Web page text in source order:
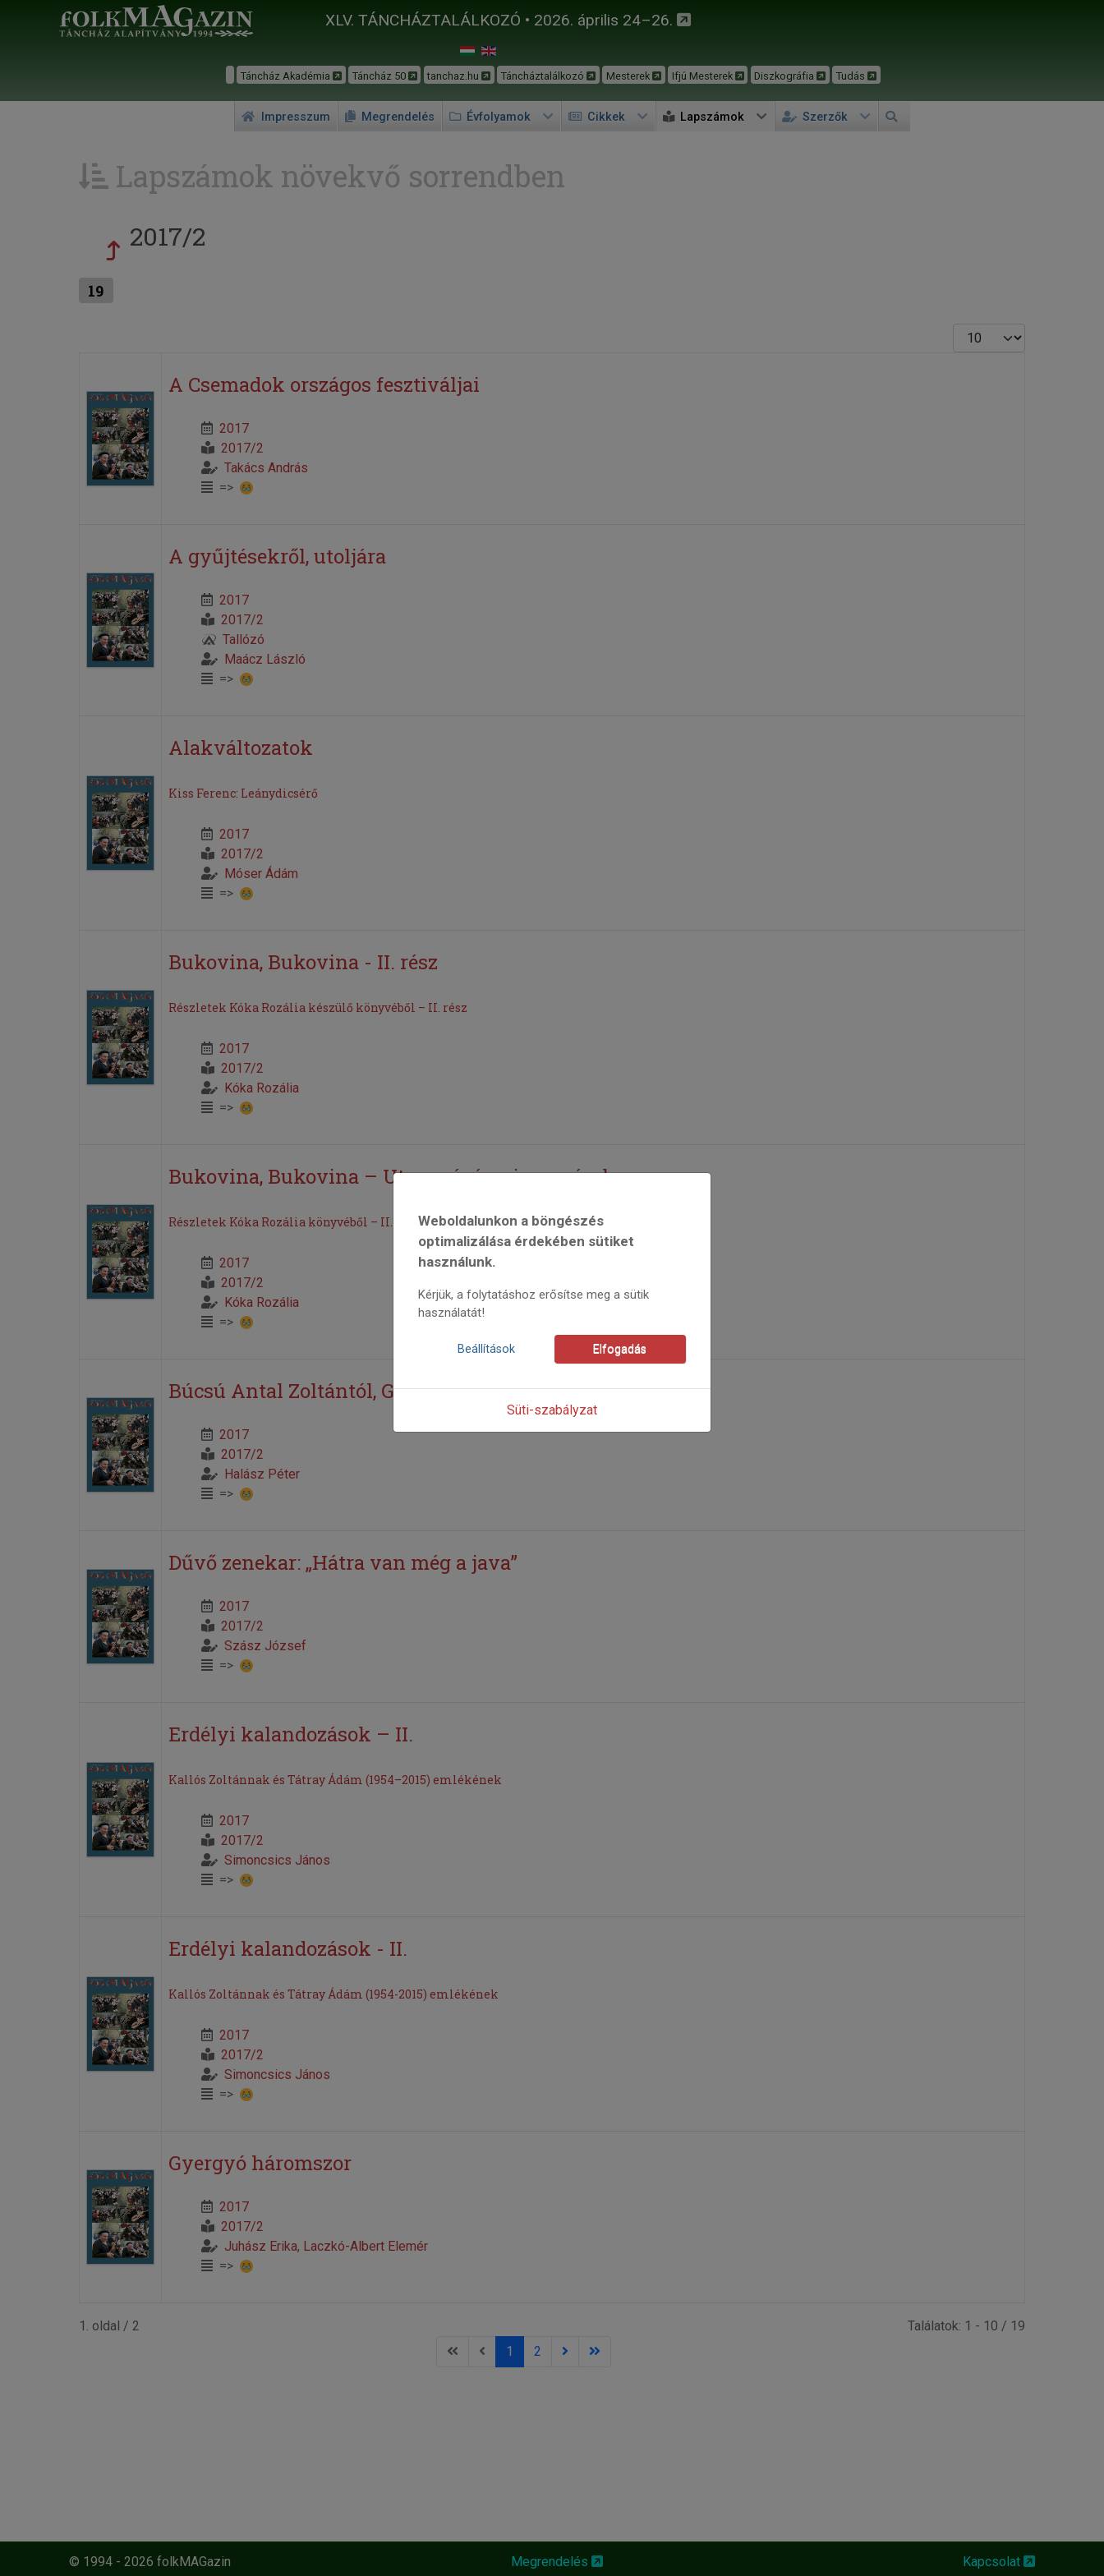
XLV. TÁNCHÁZTALÁLKOZÓ • 2026. április 24–26.
Táncház Akadémia Táncház 50 tanchaz.hu Táncháztalálkozó Mesterek Ifjú Mesterek Diszkográfia Tudás
Impresszum Megrendelés Évfolyamok Cikkek Lapszámok Szerzők
Lapszámok növekvő sorrendben
2017/2
19
Tételek #
A Csemadok országos fesztiváljai
2017
2017/2
Takács András
=>
A gyűjtésekről, utoljára
2017
2017/2
Tallózó
Maácz László
=>
Alakváltozatok
Kiss Ferenc: Leánydicsérő
2017
2017/2
Móser Ádám
=>
Bukovina, Bukovina - II. rész
Részletek Kóka Rozália készülő könyvéből – II. rész
2017
2017/2
Kóka Rozália
=>
Bukovina, Bukovina – Utam végén visszanézek
Részletek Kóka Rozália könyvéből – II. rész
2017
2017/2
Kóka Rozália
=>
Búcsú Antal Zoltántól, Gyimesközéplok vak prímásától
2017
2017/2
Halász Péter
=>
Dűvő zenekar: „Hátra van még a java”
2017
2017/2
Szász József
=>
Erdélyi kalandozások – II.
Kallós Zoltánnak és Tátray Ádám (1954–2015) emlékének
2017
2017/2
Simoncsics János
=>
Erdélyi kalandozások - II.
Kallós Zoltánnak és Tátray Ádám (1954-2015) emlékének
2017
2017/2
Simoncsics János
=>
Gyergyó háromszor
2017
2017/2
Juhász Erika, Laczkó-Albert Elemér
=>
1. oldal / 2
1
2
Találatok: 1 - 10 / 19
Weboldalunkon a böngészés
optimalizálása érdekében sütiket
használunk.
Kérjük, a folytatáshoz erősítse meg a sütik
használatát!
Beállítások Elfogadás
Süti-szabályzat
© 1994 - 2026 folkMAGazin Megrendelés Kapcsolat